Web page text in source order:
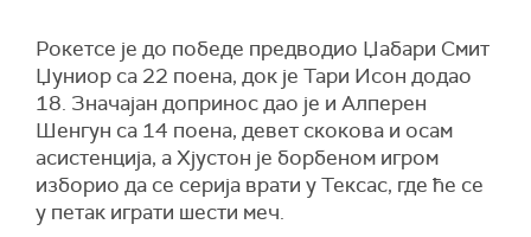
Рокетсе је до победе предводио Џабари Смит
Џуниор са 22 поена, док је Тари Исон додао
18. Значајан допринос дао је и Алперен
Шенгун са 14 поена, девет скокова и осам
асистенција, а Хјустон је борбеном игром
изборио да се серија врати у Тексас, где ће се
у петак играти шести меч.